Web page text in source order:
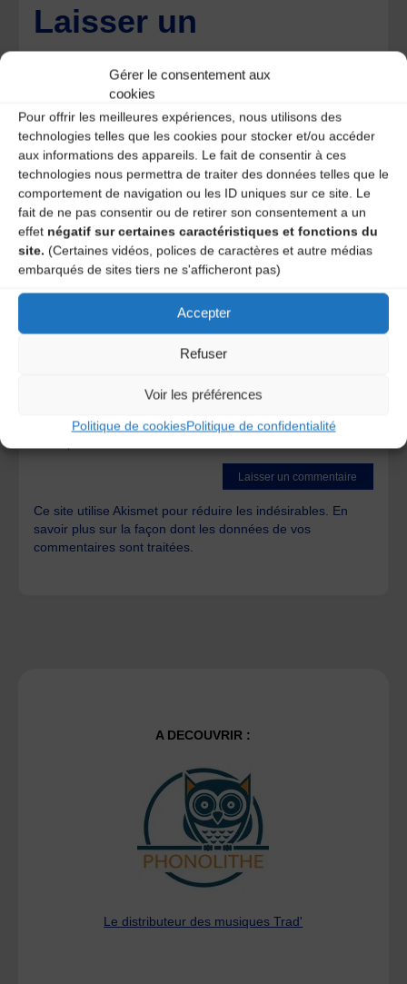
Gérer le consentement aux
cookies
Pour offrir les meilleures expériences, nous utilisons des
technologies telles que les cookies pour stocker et/ou accéder
aux informations des appareils. Le fait de consentir à ces
technologies nous permettra de traiter des données telles que le
comportement de navigation ou les ID uniques sur ce site. Le
fait de ne pas consentir ou de retirer son consentement a un
effet négatif sur certaines caractéristiques et fonctions du
site. (Certaines vidéos, polices de caractères et autre médias
embarqués de sites tiers ne s'afficheront pas)
Accepter
Refuser
Voir les préférences
Politique de cookiesPolitique de confidentialité
Laisser un
commentaire
Votre adresse e-mail ne sera pas publiée.
obligatoires sont indiqués avec*
Save my name, email, and site URL in my browser for next
Ce site utilise Akismet pour réduire les indésirables. En
savoir plus sur la façon dont les données de vos
commentaires sont traitées
A DECOUVRIR :
Le distributeur des musiques Trad'